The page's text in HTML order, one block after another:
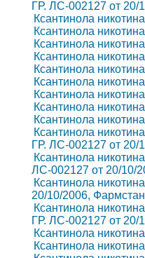
ГР. ЛС-002127 от 20/
Ксантинола
Ксантинола
Ксантинола
Ксантинола
Ксантинола
Ксантинола
Ксантинола
Ксантинола
Ксантинола
Ксантинола
ГР. ЛС-002127 от 20/
Ксантинола
ЛС-002127 от 20/10/
Ксантинола
20/10/2006,
Ксантинола
ГР. ЛС-002127 от 20/
Ксантинола
Ксантинола